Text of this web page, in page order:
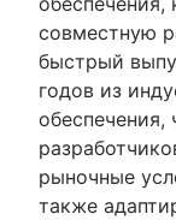
совместную
быстрый
годов из
рыночные
также